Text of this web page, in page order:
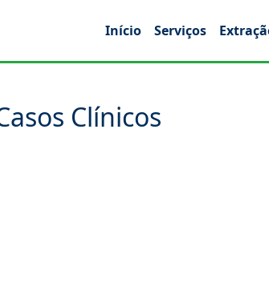
Início Serviços
Clínicos